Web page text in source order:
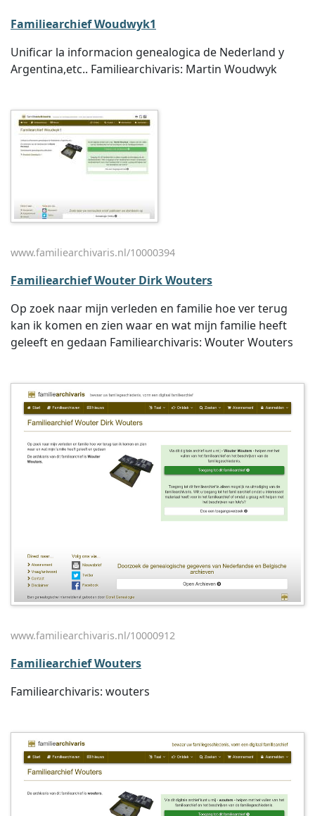
Familiearchief Woudwyk1
Unificar la informacion genealogica de Nederland y
Argentina,etc.. Familiearchivaris: Martin Woudwyk
www.familiearchivaris.nl/10000394
Familiearchief Wouter Dirk Wouters
Op zoek naar mijn verleden en familie hoe ver terug
kan ik komen en zien waar en wat mijn familie heeft
geleeft en gedaan Familiearchivaris: Wouter Wouters
www.familiearchivaris.nl/10000912
Familiearchief Wouters
Familiearchivaris: wouters